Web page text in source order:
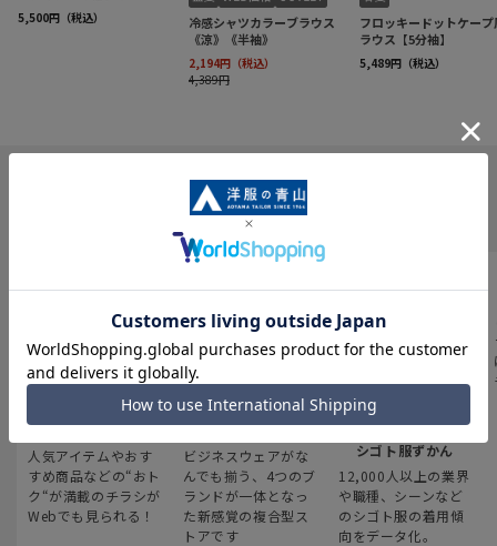
INFORMATION
最新のお買い得情報
人気アイテムやおす
すめ商品などの“おト
ク“が満載のチラシが
Webでも見られる！
スーツスクエア
ビジネスウェアがな
んでも揃う、4つのブ
ランドが一体となっ
た新感覚の複合型ス
トアです
みんなの
シゴト服ずかん
12,000人以上の業界
や職種、シーンなど
のシゴト服の着用傾
向をデータ化。